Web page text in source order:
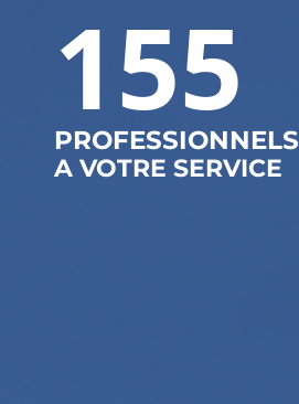
155
PROFESSIONNELS
A VOTRE SERVICE